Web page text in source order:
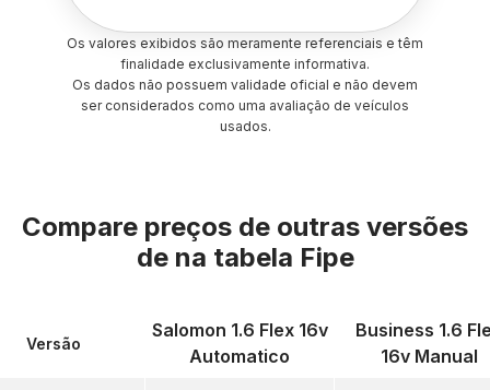
Os valores exibidos são meramente referenciais e têm
finalidade exclusivamente informativa.
Os dados não possuem validade oficial e não devem
ser considerados como uma avaliação de veículos
usados.
Compare preços de outras versões
de na tabela Fipe
Versão
Salomon 1.6 Flex 16v
Automatico
Business 1.6
16v Manual